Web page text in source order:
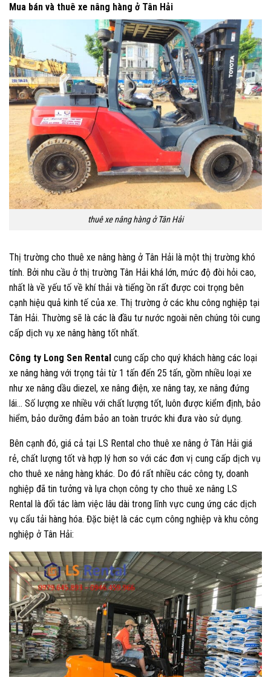
Mua bán và thuê xe nâng hàng ở Tân Hải
thuê xe nâng hàng ở Tân Hải
Thị trường cho thuê xe nâng hàng ở Tân Hải là một thị trường khó
tính. Bởi nhu cầu ở thị trường Tân Hải khá lớn, mức độ đòi hỏi cao,
nhất là về yếu tố về khí thải và tiếng ồn rất được coi trọng bên
cạnh hiệu quả kinh tế của xe. Thị trường ở các khu công nghiệp tại
Tân Hải. Thường sẽ là các là đầu tư nước ngoài nên chúng tôi cung
cấp dịch vụ xe nâng hàng tốt nhất.
Công ty Long Sen Rental cung cấp cho quý khách hàng các loại
xe nâng hàng với trọng tải từ 1 tấn đến 25 tấn, gồm nhiều loại xe
như xe nâng dầu diezel, xe nâng điện, xe nâng tay, xe nâng đứng
lái… Số lượng xe nhiều với chất lượng tốt, luôn được kiểm định, bảo
hiểm, bảo dưỡng đảm bảo an toàn trước khi đưa vào sử dụng.
Bên cạnh đó, giá cả tại LS Rental cho thuê xe nâng ở Tân Hải giá
rẻ, chất lượng tốt và hợp lý hơn so với các đơn vị cung cấp dịch vụ
cho thuê xe nâng hàng khác. Do đó rất nhiều các công ty, doanh
nghiệp đã tin tưởng và lựa chọn công ty cho thuê xe nâng LS
Rental là đối tác làm việc lâu dài trong lĩnh vực cung ứng các dịch
vụ cẩu tải hàng hóa. Đặc biệt là các cụm công nghiệp và khu công
nghiệp ở Tân Hải: